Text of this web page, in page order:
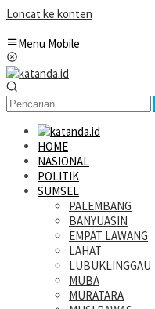
Loncat ke konten
Menu Mobile
HOME
NASIONAL
POLITIK
SUMSEL
PALEMBANG
BANYUASIN
EMPAT LAWANG
LAHAT
LUBUKLINGGAU
MUBA
MURATARA